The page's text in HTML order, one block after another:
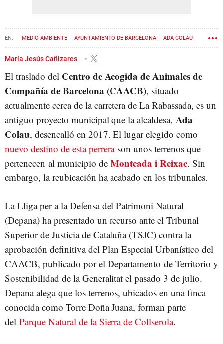
MEDIO AMBIENTE AYUNTAMIENTO DE BARCELONA ADA COLAU
ANIMALES
María Jesús Cañizares
El traslado del Centro de Acogida de Animales de
Compañía de Barcelona (CAACB), situado
actualmente cerca de la carretera de La Rabassada, es un
antiguo proyecto municipal que la alcaldesa, Ada
Colau, desencalló en 2017. El lugar elegido como
nuevo destino de esta perrerason unos terrenos que
pertenecen al municipio de Montcada i Reixac. Sin
embargo, la reubicación ha acabado en los tribunales.
La Lliga per a la Defensa del Patrimoni Natural
(Depana) ha presentado un recurso ante el Tribunal
Superior de Justicia de Cataluña (TSJC) contra la
aprobación definitiva del Plan Especial Urbanístico del
CAACB, publicado por el Departamento de Territorio y
Sostenibilidad de la Generalitat el pasado 3 de julio.
Depana alega que los terrenos, ubicados en una finca
conocida como Torre Doña Juana, forman parte
del Parque Natural de la Sierra de Collserola.